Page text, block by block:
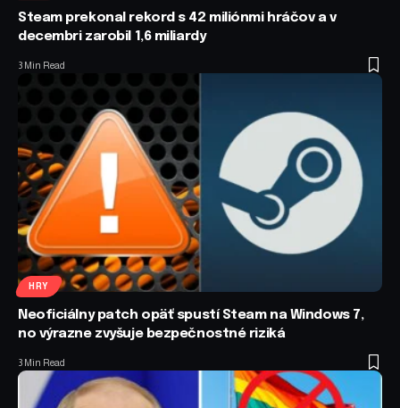
Steam prekonal rekord s 42 miliónmi hráčov a v
decembri zarobil 1,6 miliardy
3 Min Read
HRY
Neoficiálny patch opäť spustí Steam na Windows 7,
no výrazne zvyšuje bezpečnostné riziká
3 Min Read